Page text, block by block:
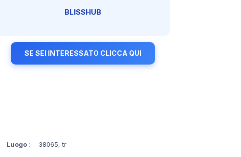
BLISSHUB
SE SEI INTERESSATO CLICCA QUI
Luogo : 38065, tr